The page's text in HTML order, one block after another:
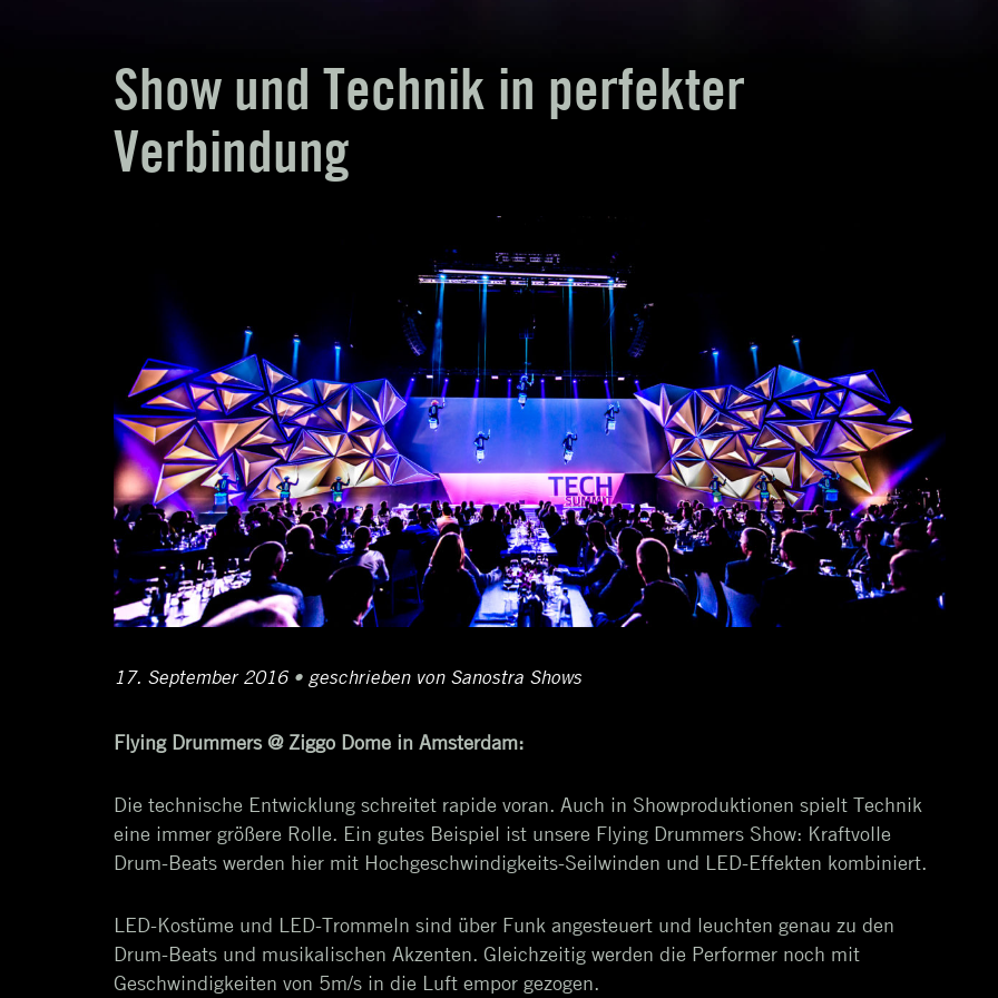
Show und Technik in perfekter
Verbindung
Posted
17. September 201611.
2017
• Author
geschrieben von Sanostra Shows
Flying Drummers @ Ziggo Dome in Amsterdam:
Die technische Entwicklung schreitet rapide voran. Auch in Showproduktionen spielt Technik
eine immer größere Rolle. Ein gutes Beispiel ist unsere Flying Drummers Show: Kraftvolle
Drum-Beats werden hier mit Hochgeschwindigkeits-Seilwinden und LED-Effekten kombiniert.
LED-Kostüme und LED-Trommeln sind über Funk angesteuert und leuchten genau zu den
Drum-Beats und musikalischen Akzenten. Gleichzeitig werden die Performer noch mit
Geschwindigkeiten von 5m/s in die Luft empor gezogen.